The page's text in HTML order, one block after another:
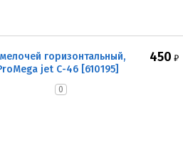
горизонтальный,
jet С-46 [610195]
0
450 ₽